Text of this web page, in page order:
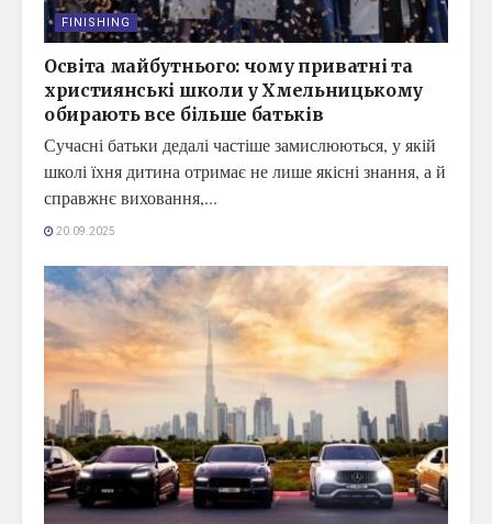
FINISHING
Освіта майбутнього: чому приватні та
християнські школи у Хмельницькому
обирають все більше батьків
Сучасні батьки дедалі частіше замислюються, у якій
школі їхня дитина отримає не лише якісні знання, а й
справжнє виховання,...
20.09.2025